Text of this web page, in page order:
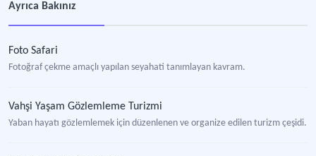
Ayrıca Bakınız
Foto Safari
Fotoğraf çekme amaçlı yapılan seyahati tanımlayan kavram.
Vahşi Yaşam Gözlemleme Turizmi
Yaban hayatı gözlemlemek için düzenlenen ve organize edilen turizm çeşidi.